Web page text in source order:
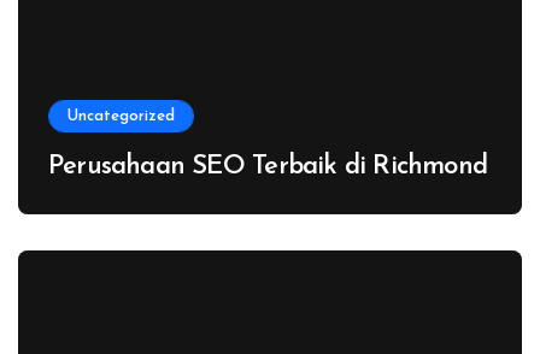
Uncategorized
Perusahaan SEO Terbaik di Richmond